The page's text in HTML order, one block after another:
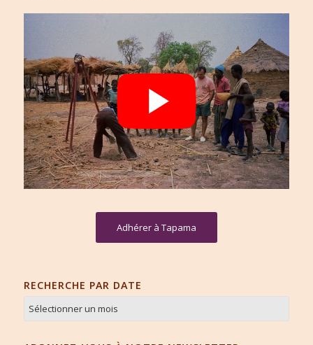
Adhérer à Tapama
RECHERCHE PAR DATE